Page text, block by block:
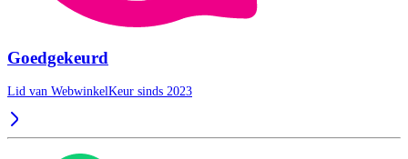
Goedgekeurd
Lid van WebwinkelKeur sinds 2023